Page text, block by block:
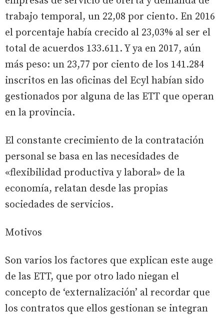
trabajo temporal, un 22,08 por ciento. En 2016
el porcentaje había crecido al 23,03% al ser el
total de acuerdos 133.611. Y ya en 2017, aún
más peso: un 23,77 por ciento de los 141.284
inscritos en las oficinas del Ecyl habían sido
gestionados por alguna de las ETT que operan
en la provincia.
El constante crecimiento de la contratación
personal se basa en las necesidades de
«flexibilidad productiva y laboral» de la
economía, relatan desde las propias
sociedades de servicios.
Motivos
Son varios los factores que explican este auge
de las ETT, que por otro lado niegan el
concepto de ‘externalización’ al recordar que
los contratos que ellos gestionan se integran